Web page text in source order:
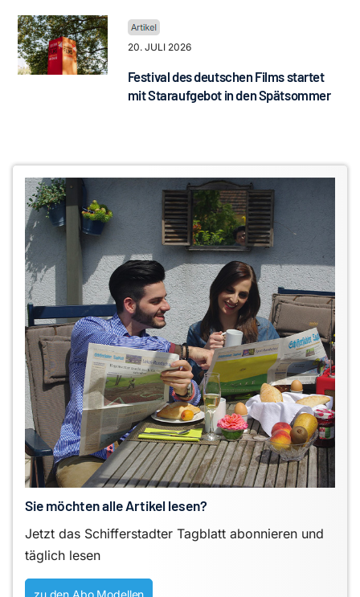
20. JULI 2026
Festival des deutschen Films startet
mit Staraufgebot in den Spätsommer
Sie möchten alle Artikel lesen?
Jetzt das Schifferstadter Tagblatt abonnieren und
täglich lesen
zu den Abo Modellen